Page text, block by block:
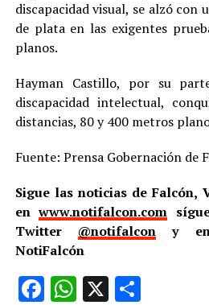
discapacidad visual, se alzó con
de plata en las exigentes
planos.
Hayman Castillo, por su
discapacidad intelectual,
distancias, 80 y 400 metros
Fuente: Prensa Gobernación de
Sigue las noticias de Falcón,
enwww.notifalcon.com
Twitter @notifalcon y en
NotiFalcón
Facebook
WhatsApp
X